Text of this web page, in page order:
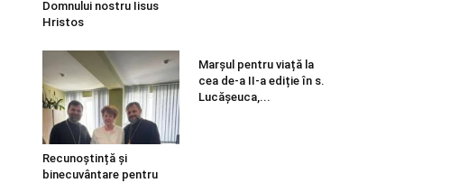
Domnului nostru Iisus
Hristos
Recunoștință și
binecuvântare pentru
Marșul pentru viață la
cea de-a II-a ediție în s.
Lucășeuca,...